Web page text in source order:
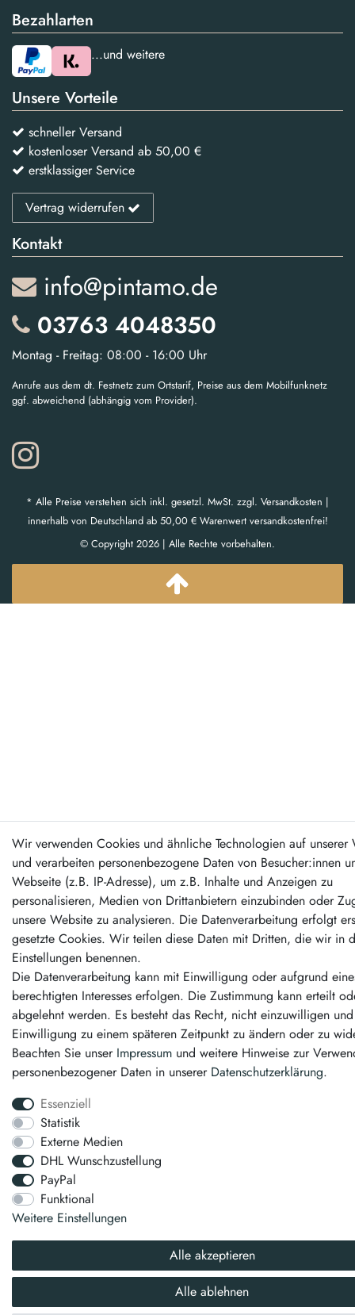
Bezahlarten
...und weitere
Unsere Vorteile
schneller Versand
kostenloser Versand ab 50,00 €
erstklassiger Service
Vertrag widerrufen
Kontakt
info@pintamo.de
03763 4048350
Montag - Freitag: 08:00 - 16:00 Uhr
Anrufe aus dem dt. Festnetz zum Ortstarif, Preise aus dem Mobilfunknetz
ggf. abweichend (abhängig vom Provider).
* Alle Preise verstehen sich inkl. gesetzl. MwSt. zzgl. Versandkosten |
innerhalb von Deutschland ab 50,00 € Warenwert versandkostenfrei!
© Copyright 2026 | Alle Rechte vorbehalten.
Wir verwenden Cookies und ähnliche Technologien auf unserer
und verarbeiten personenbezogene Daten von Besucher:innen
Webseite (z.B. IP-Adresse), um z.B. Inhalte und Anzeigen zu
personalisieren, Medien von Drittanbietern einzubinden oder
unsere Website zu analysieren. Die Datenverarbeitung erfolgt
gesetzte Cookies. Wir teilen diese Daten mit Dritten, die wir in
Einstellungen benennen.
Die Datenverarbeitung kann mit Einwilligung oder aufgrund
berechtigten Interesses erfolgen. Die Zustimmung kann erteilt
abgelehnt werden. Es besteht das Recht, nicht einzuwilligen
Einwilligung zu einem späteren Zeitpunkt zu ändern oder zu
Beachten Sie unser Impressum und weitere Hinweise zur
personenbezogener Daten in unserer Daten­schutz­erklärung.
Essenziell
Statistik
Externe Medien
DHL Wunschzustellung
PayPal
Funktional
Weitere Einstellungen
Alle akzeptieren
Alle ablehnen